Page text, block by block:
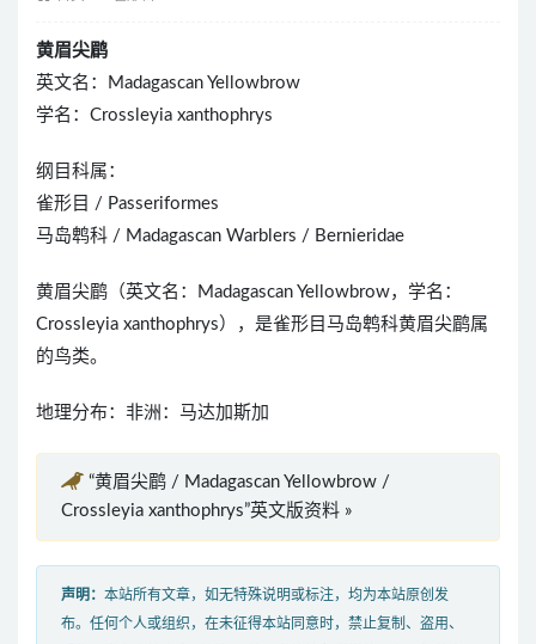
黄眉尖鹛
英文名：Madagascan Yellowbrow
学名：Crossleyia xanthophrys
纲目科属：
雀形目 / Passeriformes
马岛鹎科 / Madagascan Warblers / Bernieridae
黄眉尖鹛（英文名：Madagascan Yellowbrow，学名：
Crossleyia xanthophrys），是雀形目马岛鹎科黄眉尖鹛属
的鸟类。
地理分布：非洲：马达加斯加
“黄眉尖鹛 / Madagascan Yellowbrow /
Crossleyia xanthophrys”英文版资料 »
声明： 本站所有文章，如无特殊说明或标注，均为本站原创发
布。任何个人或组织，在未征得本站同意时，禁止复制、盗用、